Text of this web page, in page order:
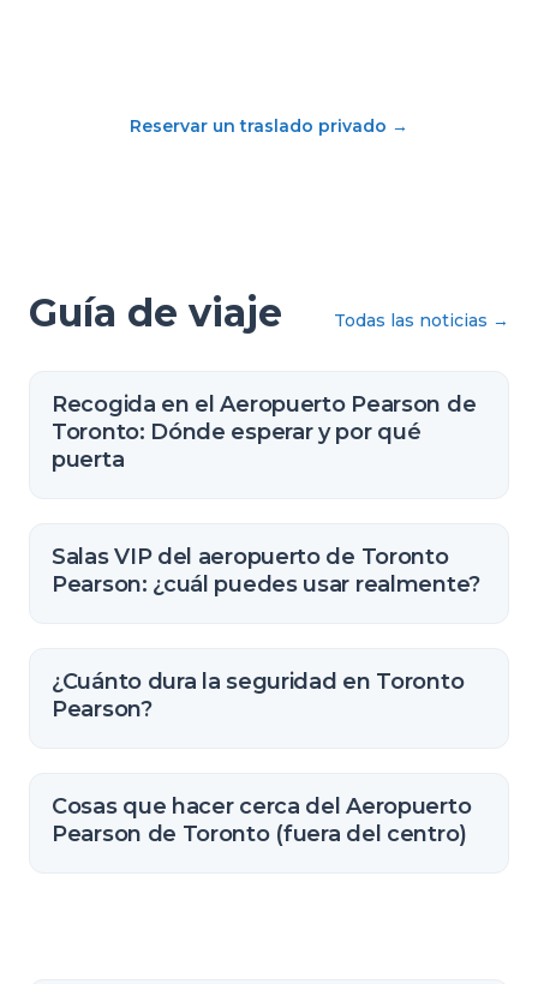
Reservar un traslado privado →
Guía de viaje Todas las noticias →
Recogida en el Aeropuerto Pearson de
Toronto: Dónde esperar y por qué
puerta
Salas VIP del aeropuerto de Toronto
Pearson: ¿cuál puedes usar realmente?
¿Cuánto dura la seguridad en Toronto
Pearson?
Cosas que hacer cerca del Aeropuerto
Pearson de Toronto (fuera del centro)